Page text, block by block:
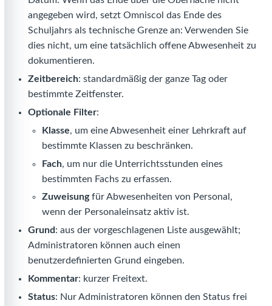
angegeben wird, setzt Omniscol das Ende des
Schuljahrs als technische Grenze an: Verwenden Sie
dies nicht, um eine tatsächlich offene Abwesenheit zu
dokumentieren.
Zeitbereich: standardmäßig der ganze Tag oder
bestimmte Zeitfenster.
Optionale Filter:
Klasse, um eine Abwesenheit einer Lehrkraft auf
bestimmte Klassen zu beschränken.
Fach, um nur die Unterrichtsstunden eines
bestimmten Fachs zu erfassen.
Zuweisungfür Abwesenheiten von Personal,
wenn der Personaleinsatz aktiv ist.
Grund: aus der vorgeschlagenen Liste ausgewählt;
Administratoren können auch einen
benutzerdefinierten Grund eingeben.
Kommentar: kurzer Freitext.
Status: Nur Administratoren können den Status frei